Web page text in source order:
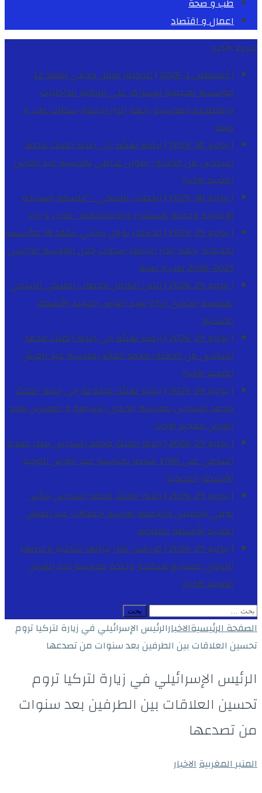
طب و صحة
اعمال و اقتصاد
شريط الأخبار
[ أغسطس 1, 2026 ]
الدكتور نوفل كديلي يتفقد 12
مؤسسة تعليمية للإشراف على مراقبة الداخليات
والمطاعم المدرسية بجهة الدار البيضاء-سطاتطب و
صحة
[ يوليو 30, 2026 ]
برقية تهنئة الى جلالة الملك محمد
السادس من الدكتور رضوان غنيمي بمناسبة عيد العرش
المجيدالاخبار
[ يوليو 30, 2026 ]
الخطاب الملكي .. “فلسفة السيادة
الإيجابية وجدلية الاستقرار والديناميكية”كتاب و اراء
[ يوليو 29, 2026 ]
الدكتور نوفل كديلي يتفقد 39 مؤسسة
تعليمية بجهة الدار البيضاء-سطات خلال الموسم الدراسي
2025-2026
طب و صحة
[ يوليو 29, 2026 ]
النص الكامل للخطاب الملكي السامي
بمناسبة الذكرى الـ27 لعيد العرش المجيد
الأنشطة
الملكية
[ يوليو 29, 2026 ]
برقية تهنئة الى جلالة الملك محمد
السادس من الدكتور محمد الفائد بمناسبة عيد العرش
المجيدالاخبار
[ يوليو 29, 2026 ]
برقية تهنئة مرفوعة إلى جلالة الملك
محمد السادس بمناسبة الذكرى السابعة و العشرين لعيد
العرش المجيدالاخبار
[ يوليو 29, 2026 ]
جلالة الملك محمد السادس يصدر عفوه
السامي على 1788 شخصا بمناسبة عيد العرش المجيد
الأنشطة الملكية
[ يوليو 29, 2026 ]
جلالة الملك محمد السادس يترأس
يومي الخميس والجمعة مراسم احتفالات عيد العرش
المجيدالأنشطة الملكية
[ يوليو 29, 2026 ]
مراكش تعزز بنياتها التحتية وعرضها
التربوي بمشاريع هيكلية واعدة بمناسبة عيد العرش
المجيدالاخبار
البحث
عن:
الصفحة الرئيسيةالاخبارالرئيس الإسرائيلي في زيارة لتركيا تروم
تحسين العلاقات بين الطرفين بعد سنوات من تصدعها
الرئيس الإسرائيلي في زيارة لتركيا تروم
تحسين العلاقات بين الطرفين بعد سنوات
من تصدعها
المنبر المغربيةالاخبار